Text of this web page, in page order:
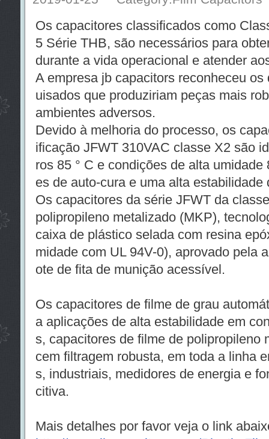
Os capacitores classificados como
5 Série THB, são necessários para
durante a vida operacional e atender
A empresa jb capacitors reconheceu
uisados ​​que produziriam peças mais
ambientes adversos.
Devido à melhoria do processo, os
ificação JFWT 310VAC classe X2 são
ros 85 ° C e condições de alta
es de auto-cura e uma alta
Os capacitores da série JFWT da
polipropileno metalizado (MKP),
caixa de plástico selada com resina
midade com UL 94V-0), aprovado pela
ote de fita de munição acessível.
Os capacitores de filme de grau
a aplicações de alta estabilidade em
s, capacitores de filme de polipropileno
cem filtragem robusta, em toda a linha
s, industriais, medidores de energia e
citiva.
Mais detalhes por favor veja o link